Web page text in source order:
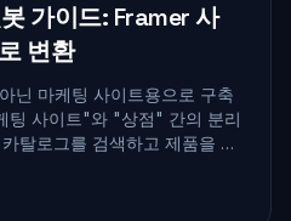
가이드: Framer 사
변환
닌 마케팅 사이트용으로 구축
팅 사이트"와 "상점" 간의 분리
탈로그를 검색하고 제품을 추
시하는 방법.